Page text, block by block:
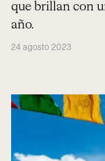
que brillan con
año.
24 agosto 2023